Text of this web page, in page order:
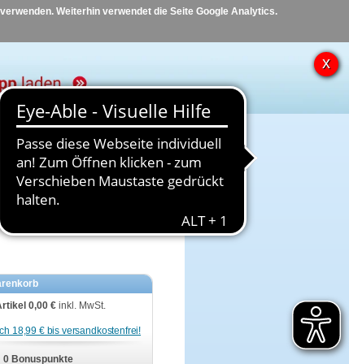
Weiterhin verwendet die Seite Google Analytics.
Hilfe Kontakt
Diabetes
0,00 € inkl. MwSt.
18,99 € bis versandkostenfrei!
0 Bonuspunkte